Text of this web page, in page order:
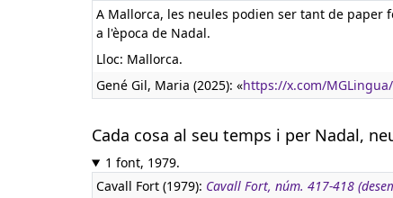
A Mallorca, les neules podien ser tant de paper
a l'època de Nadal.
Lloc: Mallorca.
Gené Gil, Maria (2025): «https://x.com/
Cada cosa al seu temps i per Nadal,
1 font, 1979.
Cavall Fort (1979): Cavall Fort, núm. 417-418